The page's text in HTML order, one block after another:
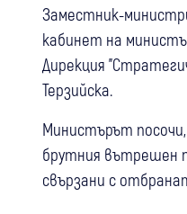
Заместник-
кабинет на
Дирекция
Терзийска.
Министърът посочи,
брутния вътрешен
свързани с